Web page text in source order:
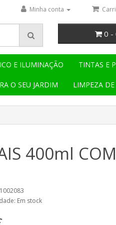
Minha conta
0 -
E ILUMINAÇÃO TINTAS E
O SEU JARDIM LIMPEZA DE
400ml
Em stock